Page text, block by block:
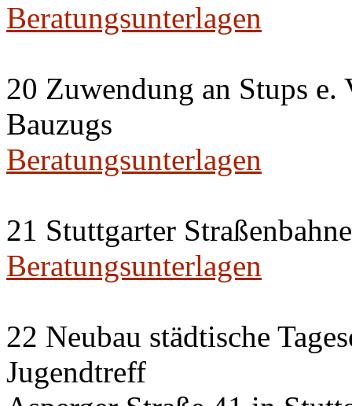
Beratungsunterlagen
20 Zuwendung an Stups e.
Bauzugs
Beratungsunterlagen
21 Stuttgarter
Beratungsunterlagen
22 Neubau städtische
Jugendtreff